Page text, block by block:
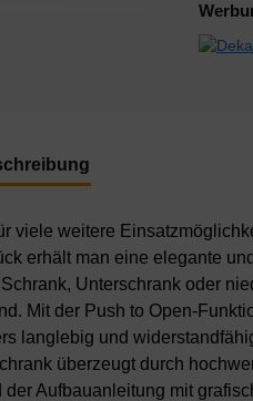
viele weitere
erhält man eine elegante
Unterschrank oder
Mit der Push to Open-
langlebig und
überzeugt durch
Aufbauanleitung mit